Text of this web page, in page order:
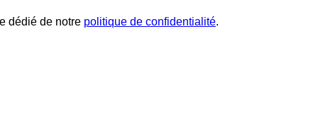
dédié de notre politique de confidentialité.